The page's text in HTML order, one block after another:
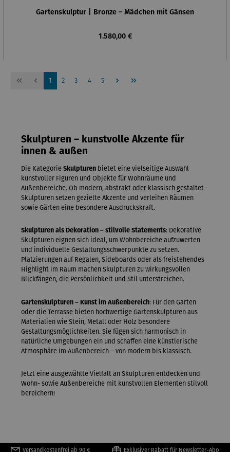
Gartenskulptur | Bronze – Mädchen mit Gänsen
Regulärer Preis:
1.580,00 €
Seite
1 Seite
2 Seite
3 Seite
4 Seite
5
Skulpturen – kunstvolle Akzente für
innen & außen
Die Kategorie Skulpturen bietet eine vielseitige Auswahl
kunstvoller Figuren und Objekte für Wohnräume und
Außenbereiche. Ob modern, abstrakt oder klassisch gestaltet –
Skulpturen setzen gezielte Akzente und verleihen Räumen
sowie Gärten eine besondere Ausdruckskraft.
Skulpturen als Dekoration – stilvolle Statements: Dekorative
Skulpturen eignen sich ideal, um Wohnbereiche aufzuwerten
und individuelle Gestaltungsschwerpunkte zu setzen.
Platzierungen auf Regalen, Sideboards oder als freistehendes
Highlight im Raum machen Skulpturen zu wirkungsvollen
Blickfängen, die Persönlichkeit und Stil unterstreichen.
Gartenskulpturen – Kunst im Außenbereich: Für den Garten
oder die Terrasse bieten hochwertige Gartenskulpturen aus
Materialien wie Stein, Metall oder Holz besondere
Gestaltungsmöglichkeiten. Sie fügen sich harmonisch in
natürliche Umgebungen ein und schaffen eine künstlerische
Atmosphäre im Außenbereich – von modern bis klassisch.
Jetzt eine ausgewählte Vielfalt an Skulpturen entdecken und
Wohn- sowie Außenbereiche mit kunstvollen Elementen stilvoll
bereichern!
Versandkostenfrei ab 90 € Exklusiver Rabatt für Newsletter-Abo